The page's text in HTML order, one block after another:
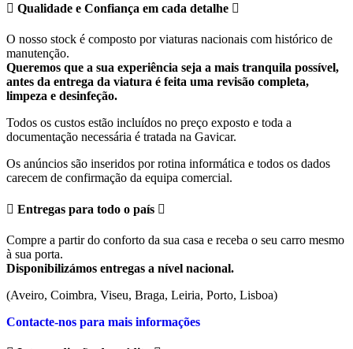
Qualidade e Confiança em cada detalhe
O nosso stock é composto por viaturas nacionais com histórico de
manutenção.
Queremos que a sua experiência seja a mais tranquila possível,
antes da entrega da viatura é feita uma revisão completa,
limpeza e desinfeção.
Todos os custos estão incluídos no preço exposto e toda a
documentação necessária é tratada na Gavicar.
Os anúncios são inseridos por rotina informática e todos os dados
carecem de confirmação da equipa comercial.
Entregas para todo o país
Compre a partir do conforto da sua casa e receba o seu carro mesmo
à sua porta.
Disponibilizámos entregas a nível nacional.
(Aveiro, Coimbra, Viseu, Braga, Leiria, Porto, Lisboa)
Contacte-nos para mais informações